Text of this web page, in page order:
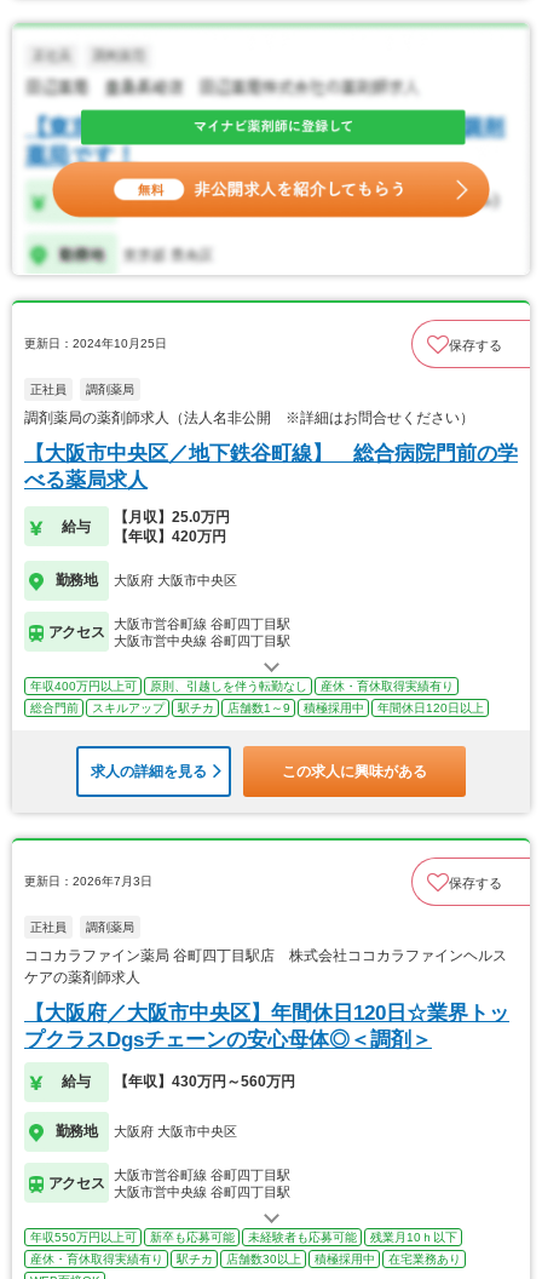
更新日：2024年10月25日 保存する
正社員 調剤薬局
調剤薬局の薬剤師求人（法人名非公開 ※詳細はお問合せください）
【大阪市中央区／地下鉄谷町線】 総合病院門前の学
べる薬局求人
給与
【月収】25.0万円
【年収】420万円
勤務地 大阪府 大阪市中央区
アクセス
大阪市営谷町線 谷町四丁目駅
大阪市営中央線 谷町四丁目駅
年収400万円以上可 原則、引越しを伴う転勤なし
産休・育休取得実績有り
総合門前
スキルアップ 駅チカ 店舗数1～9 積極採用中 年間休日120日以上
求人の詳細を見る この求人に興味がある
更新日：2026年7月3日 保存する
正社員 調剤薬局
ココカラファイン薬局 谷町四丁目駅店 株式会社ココカラファインヘルス
ケアの薬剤師求人
【大阪府／大阪市中央区】年間休日120日☆業界トッ
プクラスDgsチェーンの安心母体◎＜調剤＞
給与 【年収】430万円～560万円
勤務地 大阪府 大阪市中央区
アクセス
大阪市営谷町線 谷町四丁目駅
大阪市営中央線 谷町四丁目駅
年収550万円以上可 新卒も応募可能 未経験者も応募可能
残業月10ｈ以下
産休・育休取得実績有り
駅チカ 店舗数30以上 積極採用中
在宅業務あり